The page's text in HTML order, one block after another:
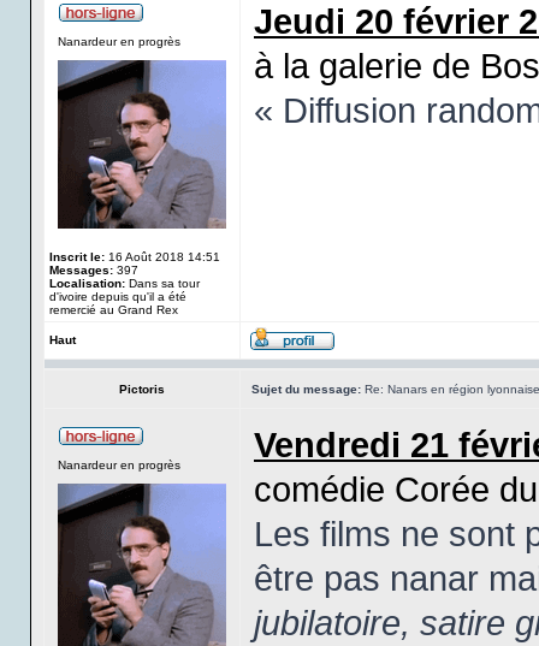
Nanardeur en progrès
Inscrit le: 16 Août 2018 14:51
Messages: 397
Localisation: Dans sa tour
d'ivoire depuis qu'il a été
remercié au Grand Rex
Jeudi 20 février
à la galerie de
« Diffusion
Haut
Pictoris Sujet du message: Re: Nanars en région lyonnaise
Nanardeur en progrès
Vendredi 21
comédie Corée
Les films ne sont
être pas nanar
jubilatoire, satire